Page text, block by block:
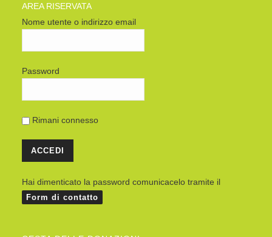
AREA RISERVATA
Nome utente o indirizzo email
Password
Rimani connesso
Hai dimenticato la password comunicacelo tramite il
Form di contatto